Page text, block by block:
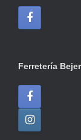
Ferretería